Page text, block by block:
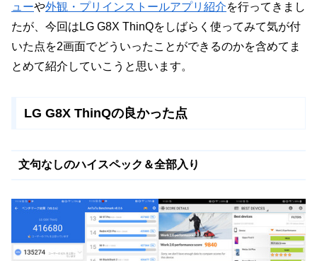
ューや外観・プリインストールアプリ紹介を行ってきまし
たが、今回はLG G8X ThinQをしばらく使ってみて気が付
いた点を2画面でどういったことができるのかを含めてま
とめて紹介していこうと思います。
LG G8X ThinQの良かった点
文句なしのハイスペック＆全部入り